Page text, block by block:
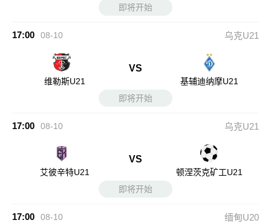
即将开始
17:00 08-10 乌克U21
维勒斯U21
VS
基辅迪纳摩U21
即将开始
17:00 08-10 乌克U21
艾彼辛特U21
VS
顿涅茨克矿工U21
即将开始
17:00 08-10 缅甸U20